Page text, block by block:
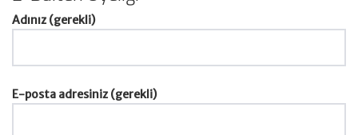
Adınız (gerekli)
E-posta adresiniz (gerekli)